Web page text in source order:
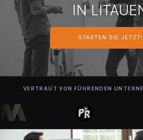
LITAUEN
STARTEN SIE JETZT
IN
STARTEN SIE JETZT!
VERTRAUT VON FÜHRENDEN